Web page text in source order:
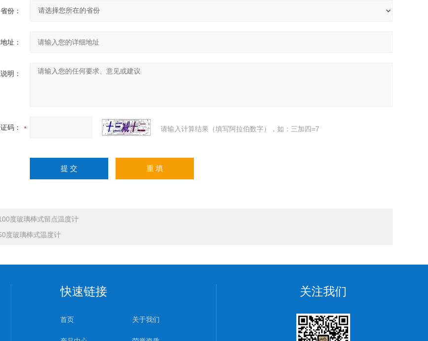
省份：
址：
明：
码： 请输入计算结果（填写阿拉伯数字），如：三加四=7
度玻璃棒式留点温度计
度玻璃棒式温度计
快速链接
首页 关于我们
关注我们